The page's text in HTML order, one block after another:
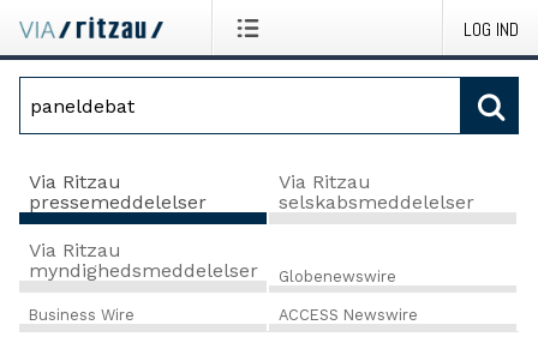
LOG IND
Via Ritzau
pressemeddelelser
Via Ritzau
selskabsmeddelelser
Via Ritzau
myndighedsmeddelelser
Globenewswire
Business Wire ACCESS Newswire